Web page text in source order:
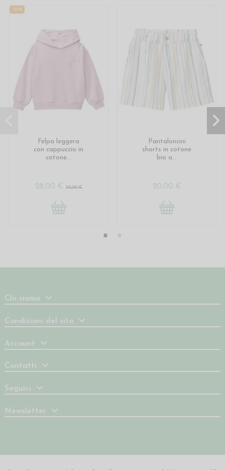
-20%
Felpa leggera
con cappuccio in
cotone...
28,00 € 35,00 €
Pantaloncini
shorts in cotone
bio a...
20,00 €
Chi siamo
Condizioni del sito
Account
Contatti
Seguici
Newsletter